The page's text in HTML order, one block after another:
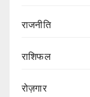
राजनीति
राशिफल
रोज़गार